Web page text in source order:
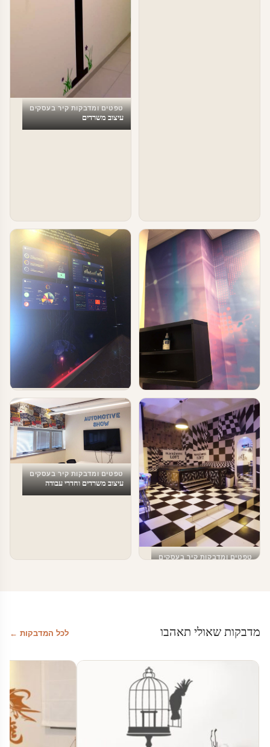
טפטים ומדבקות קיר בעסקים
עיצוב משרדים
טפטים ומדבקות קיר בעסקים
עיצוב משרדים
טפטים ומדבקות קיר בעסקים
עיצוב עסקים וחברות הייטק
טפטים ומדבקות קיר בעסקים
טפטים ומדבקות קיר בעסקים
עיצוב משרדים וחדרי עבודה
מדבקות שאולי תאהבו לכל המדבקות ←